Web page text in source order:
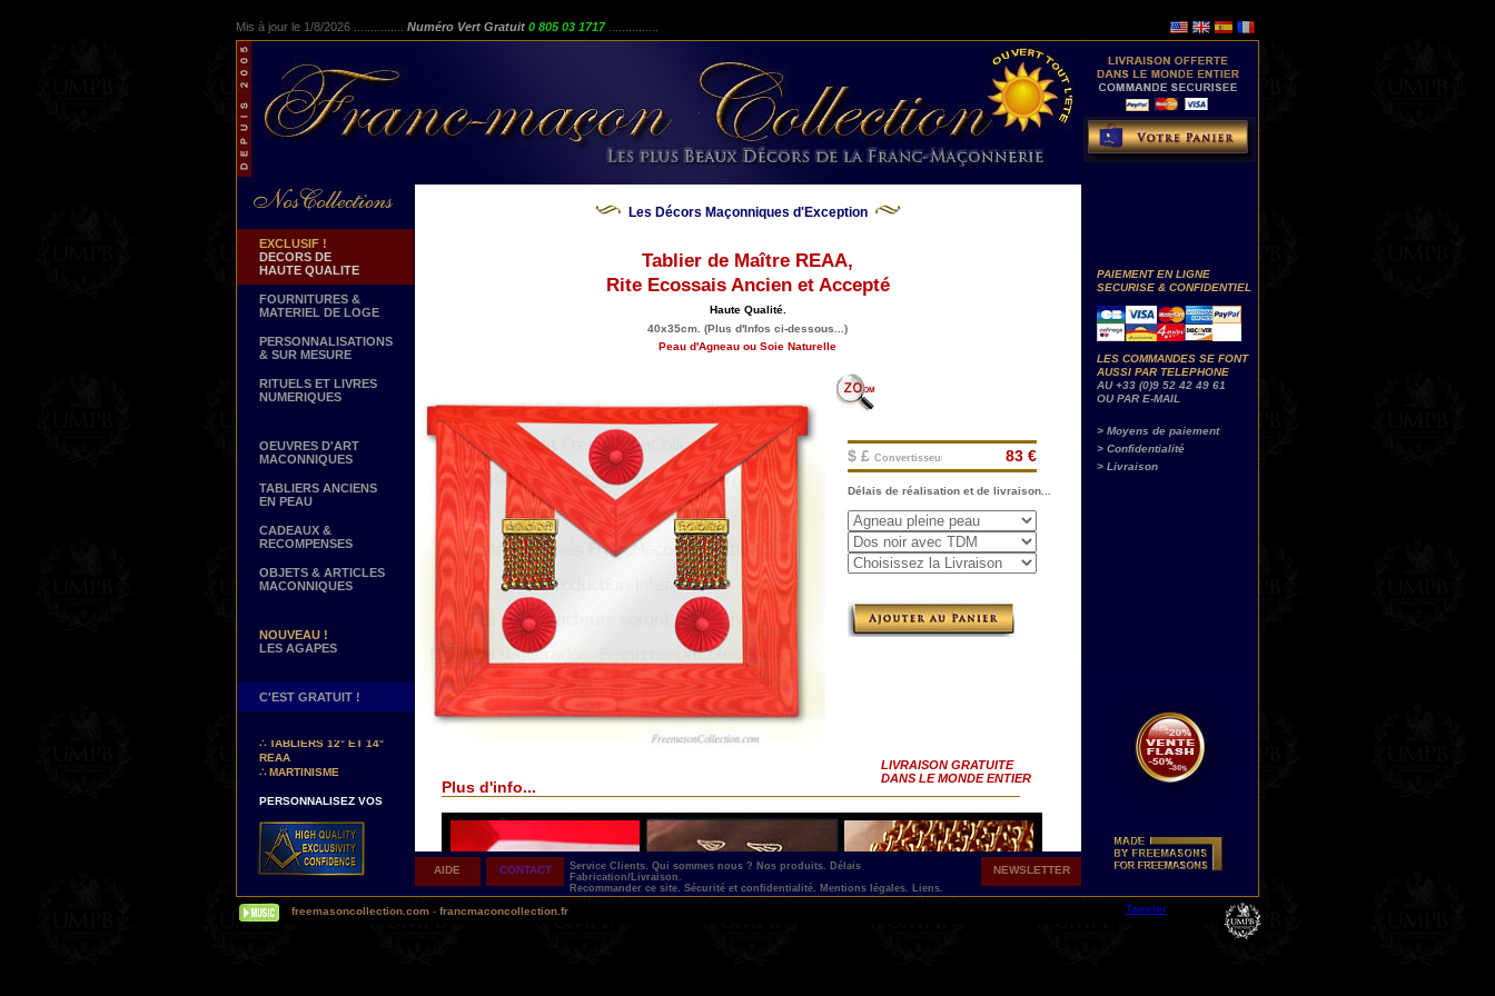
Mis à jour le 1/8/2026 ............... Numéro Vert Gratuit 0 805 03 1717
REAA
∴MARTINISME
DECORS
VOTRE NOM BRODE A LA
MAIN SUR VOTRE
TABLIER, VORE CORDON
OU VOTRE SAUTOIR
NOUVELLE PAGE !
∴TEMOIGNAGES
CLIENTS
EXCLUSIF !
DECORS DE
HAUTE QUALITE
FOURNITURES &
MATERIEL DE LOGE
PERSONNALISATIONS
& SUR MESURE
RITUELS ET LIVRES
NUMERIQUES
OEUVRES D'ART
MACONNIQUES
TABLIERS ANCIENS
EN PEAU
CADEAUX &
RECOMPENSES
OBJETS & ARTICLES
MACONNIQUES
NOUVEAU !
LES AGAPES
C'EST GRATUIT !
AIDE CONTACT Service Clients. Qui sommes nous ? Nos produits. Délais
Fabrication/Livraison.
Recommander ce site. Sécurité et confidentialité. Mentions légales. Liens.
NEWSLETTER
freemasoncollection.com - francmaconcollection.fr Tweeter
Les Décors Maçonniques d'Exception
Tablier de Maître REAA,
Rite Ecossais Ancien et Accepté
Haute Qualité.
40x35cm. (Plus d'Infos ci-dessous...)
Peau d'Agneau ou Soie Naturelle
$ £ Convertisseur.
Délais de réalisation et de livraison...
83 €
LIVRAISON GRATUITE
DANS LE MONDE ENTIER
Plus d'info...
PAIEMENT EN LIGNE
SECURISE & CONFIDENTIEL
LES COMMANDES SE FONT
AUSSI PAR TELEPHONE
AU +33 (0)9 52 42 49 61
OU PAR E-MAIL
> Moyens de paiement
> Confidentialité
> Livraison